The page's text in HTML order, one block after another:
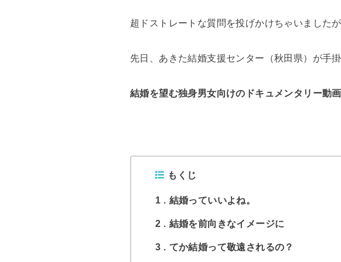
超ドストレートな質問を投げかけちゃいました
先日、あきた結婚支援センター（秋田県）が手
結婚を望む独身男女向けのドキュメンタリー動画
もくじ
1 結婚っていいよね。
2 結婚を前向きなイメージに
3 てか結婚って敬遠されるの？